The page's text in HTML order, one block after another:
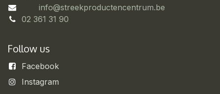
info@streekproductencentrum.be
02 361 31 90
Follow us
Facebook
Instagram